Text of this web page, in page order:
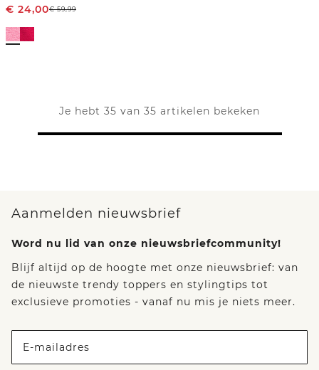
€ 24,00€59,99
Je hebt 35 van 35 artikelen bekeken
Aanmelden nieuwsbrief
Word nu lid van onze nieuwsbriefcommunity!
Blijf altijd op de hoogte met onze nieuwsbrief: van
de nieuwste trendy toppers en stylingtips tot
exclusieve promoties - vanaf nu mis je niets meer.
E-mailadres